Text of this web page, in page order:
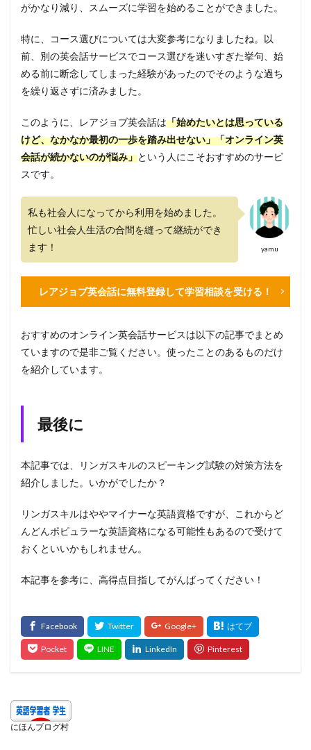
がかなり減り、スムーズに学習を始めることができました。
特に、コース選びについては大変参考になりましたね。以
前、別の英会話サービスでコース選びを迷いすぎた挙句、始
める前に断念してしまった経験があったのでそのような過ち
を繰り返さずに済みました。
このように、レアジョブ英会話は「始めたいとは思っている
けど、なかなか最初の一歩を踏み出せない」「オンライン英
会話が続かないのが悩み」という人にこそおすすめのサービ
スです。
yamu
私も社会人になってから利用を始めました。
忙しい社会人生活の合間を縫って継続ができ
ます！
レアジョブ英会話に無料登録して学習相談を受ける！
おすすめのオンライン英会話サービスは以下の記事でまとめ
ていますので是非ご覧ください。使ったことのあるものだけ
を紹介しています。
最後に
本記事では、リンガスキルのスピーキング試験の対策方法を
紹介しました。いかがでしたか？
リンガスキルはややマイナーな英語資格ですが、これからど
んどんポピュラーな英語資格になる可能性もあるので受けて
おくといいかもしれません。
本記事を参考に、高得点目指してがんばってください！
にほんブログ村